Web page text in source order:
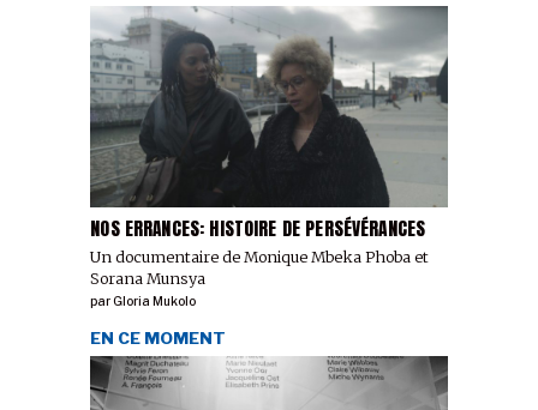
NOS ERRANCES: HISTOIRE DE PERSÉVÉRANCES
Un documentaire de Monique Mbeka Phoba et
Sorana Munsya
parGloria Mukolo
EN CE MOMENT